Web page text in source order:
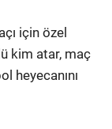
için özel
kim atar, maç
heyecanını